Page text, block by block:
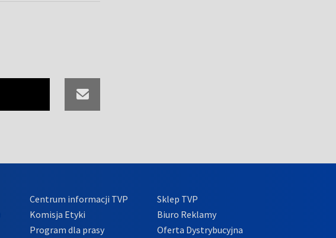
Centrum informacji TVP
Komisja Etyki
Program dla prasy
Sklep TVP
Biuro Reklamy
Oferta Dystrybucyjna